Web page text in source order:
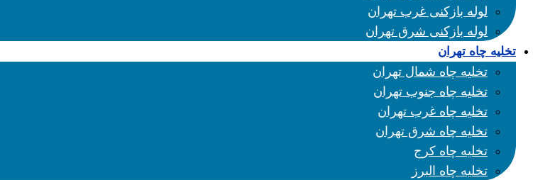
لوله بازکنی غرب تهران
لوله بازکنی شرق تهران
تخلیه چاه تهران
تخلیه چاه شمال تهران
تخلیه چاه جنوب تهران
تخلیه چاه غرب تهران
تخلیه چاه شرق تهران
تخلیه چاه کرج
تخلیه چاه البرز